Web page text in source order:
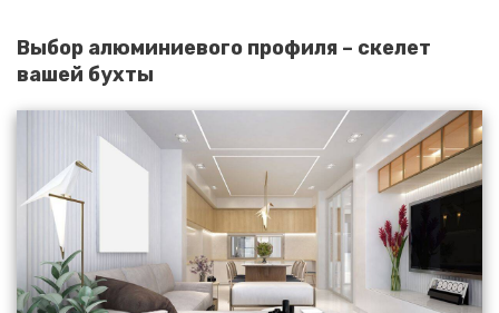
Выбор алюминиевого профиля – скелет
вашей бухты